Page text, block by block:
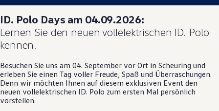
Fußball Drop
we drive football
#wedriveproud
Besitzer und Service
Software Updates
Service und Ersatzteile
Inspektion und HU/AU
Reparaturen und Checks
Motorenöl und Flüssigkeiten
ID. Polo Days am 04.09.2026:
Lernen Sie den neuen vollelektrischen ID. Polo
kennen.
Besuchen Sie uns am 04. September vor Ort in Scheuring und
erleben Sie einen Tag voller Freude, Spaß und Überraschungen.
Denn wir möchten Ihnen auf diesem exklusiven Event den
neuen vollelektrischen ID. Polo zum ersten Mal persönlich
vorstellen.